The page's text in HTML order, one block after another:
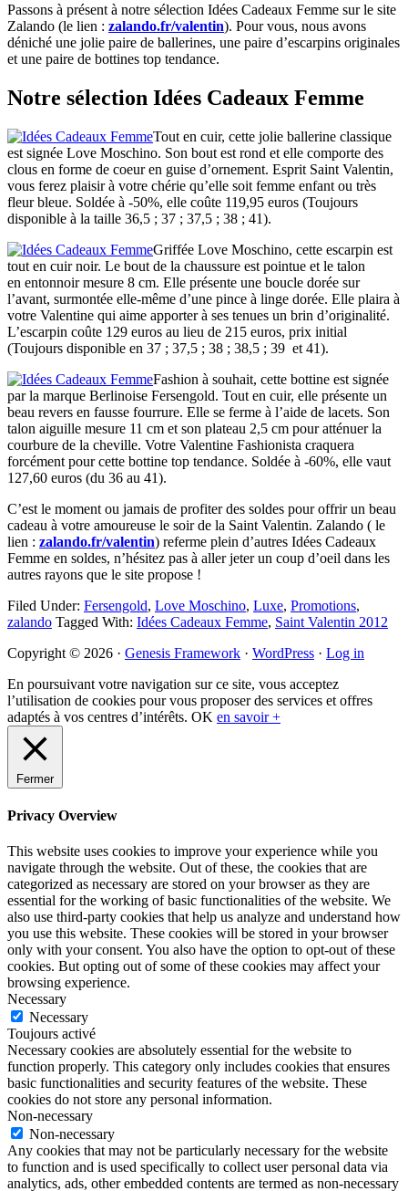
Passons à présent à notre sélection Idées Cadeaux Femme sur le site
Zalando (le lien : zalando.fr/valentin). Pour vous, nous avons
déniché une jolie paire de ballerines, une paire d’escarpins originales
et une paire de bottines top tendance.
Notre sélection Idées Cadeaux Femme
Tout en cuir, cette jolie ballerine classique
est signée Love Moschino. Son bout est rond et elle comporte des
clous en forme de coeur en guise d’ornement. Esprit Saint Valentin,
vous ferez plaisir à votre chérie qu’elle soit femme enfant ou très
fleur bleue. Soldée à -50%, elle coûte 119,95 euros (Toujours
disponible à la taille 36,5 ; 37 ; 37,5 ; 38 ; 41).
Griffée Love Moschino, cette escarpin est
tout en cuir noir. Le bout de la chaussure est pointue et le talon
en entonnoir mesure 8 cm. Elle présente une boucle dorée sur
l’avant, surmontée elle-même d’une pince à linge dorée. Elle plaira à
votre Valentine qui aime apporter à ses tenues un brin d’originalité.
L’escarpin coûte 129 euros au lieu de 215 euros, prix initial
(Toujours disponible en 37 ; 37,5 ; 38 ; 38,5 ; 39 et 41).
Fashion à souhait, cette bottine est signée
par la marque Berlinoise Fersengold. Tout en cuir, elle présente un
beau revers en fausse fourrure. Elle se ferme à l’aide de lacets. Son
talon aiguille mesure 11 cm et son plateau 2,5 cm pour atténuer la
courbure de la cheville. Votre Valentine Fashionista craquera
forcément pour cette bottine top tendance. Soldée à -60%, elle vaut
127,60 euros (du 36 au 41).
C’est le moment ou jamais de profiter des soldes pour offrir un beau
cadeau à votre amoureuse le soir de la Saint Valentin. Zalando ( le
lien : zalando.fr/valentin) referme plein d’autres Idées Cadeaux
Femme en soldes, n’hésitez pas à aller jeter un coup d’oeil dans les
autres rayons que le site propose !
Filed Under: Fersengold, Love Moschino, Luxe, Promotions,
zalando Tagged With: Idées Cadeaux Femme, Saint Valentin 2012
Primary
Sidebar
Copyright © 2026 · Genesis Framework · WordPress · Log in
En poursuivant votre navigation sur ce site, vous acceptez
l’utilisation de cookies pour vous proposer des services et offres
adaptés à vos centres d’intérêts. OK en savoir +
Fermer
Privacy Overview
This website uses cookies to improve your experience while you
navigate through the website. Out of these, the cookies that are
categorized as necessary are stored on your browser as they are
essential for the working of basic functionalities of the website. We
also use third-party cookies that help us analyze and understand how
you use this website. These cookies will be stored in your browser
only with your consent. You also have the option to opt-out of these
cookies. But opting out of some of these cookies may affect your
browsing experience.
Necessary
Necessary
Toujours activé
Necessary cookies are absolutely essential for the website to
function properly. This category only includes cookies that ensures
basic functionalities and security features of the website. These
cookies do not store any personal information.
Non-necessary
Non-necessary
Any cookies that may not be particularly necessary for the website
to function and is used specifically to collect user personal data via
analytics, ads, other embedded contents are termed as non-necessary